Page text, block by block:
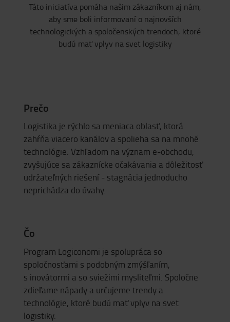
Táto iniciatíva pomáha našim zákazníkom aj nám,
aby sme boli informovaní o najnovších
technologických a spoločenských trendoch, ktoré
budú mať vplyv na svet logistiky
Prečo
Logistika je rýchlo sa meniaca oblasť, ktorá
zahŕňa viacero kanálov a spolieha sa na mnohé
technológie. Vzhľadom na význam e-obchodu,
zvyšujúce sa zákaznícke očakávania a dôležitosť
udržateľných riešení - stagnácia jednoducho
neprichádza do úvahy.
Čo
Program Logiconomi je spolupráca so
spoločnosťami s podobným zmýšľaním,
s inovátormi a so sviežimi mysliteľmi. Spoločne
zdieľame nápady a určujeme trendy a
technológie, ktoré budú mať vplyv na svet
logistiky.